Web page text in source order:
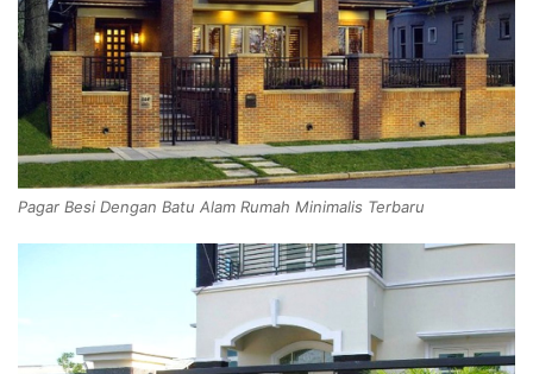
Pagar Besi Dengan Batu Alam Rumah Minimalis Terbaru